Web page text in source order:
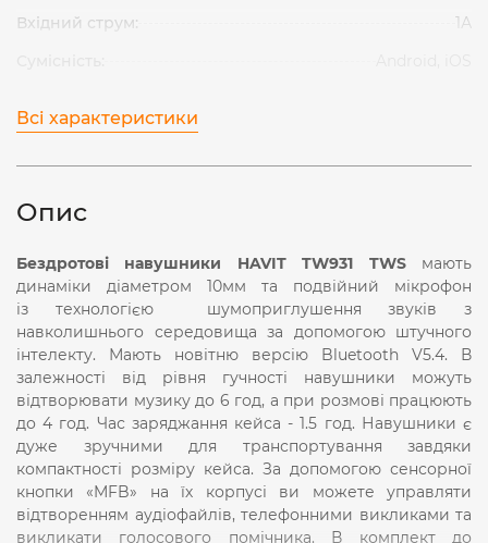
Вхідний струм:
1А
Всі характеристики
Опис
Бездротові навушники HAVIT TW931 TWSмають
динаміки діаметром 10мм та подвійний мікрофон
із технологією шумоприглушення звуків з
навколишнього середовища за допомогою штучного
інтелекту. Мають новітню версію Bluetooth V5.4. В
залежності від рівня гучності навушники можуть
відтворювати музику до 6 год, а при розмові працюють
до 4 год. Час заряджання кейса - 1.5 год. Навушники є
дуже зручними для транспортування завдяки
компактності розміру кейса. За допомогою сенсорної
кнопки «MFB» на їх корпусі ви можете управляти
відтворенням аудіофайлів, телефонними викликами та
викликати голосового помічника. В комплект до